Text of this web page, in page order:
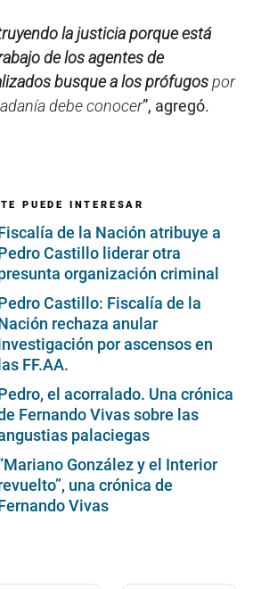
la justicia porque está
de los agentes de
busque a los prófugospor
debe conocer”, agregó.
TE PUEDE INTERESAR
de la Nación atribuye a
Castillo liderar otra
organización criminal
Castillo: Fiscalía de la
rechaza anular
por ascensos en
FF.AA.
el acorralado. Una crónica
Fernando Vivas sobre las
palaciegas
González y el Interior
una crónica de
Vivas